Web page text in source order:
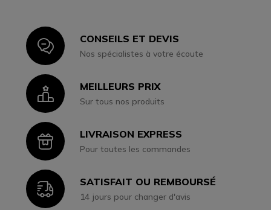
IconCONSEILS ET DEVIS
Nos spécialistes à votre écoute
IconMEILLEURS PRIX
Sur tous nos produits
IconLIVRAISON EXPRESS
Pour toutes les commandes
IconSATISFAIT OU REMBOURSÉ
14 jours pour changer d'avis